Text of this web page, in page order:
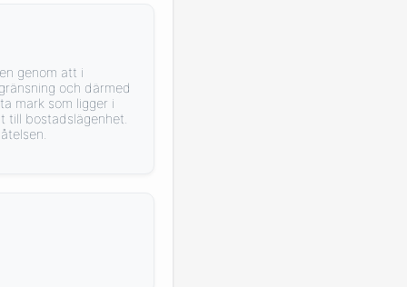
genom att i
och därmed
mark som ligger i
till bostadslägenhet.